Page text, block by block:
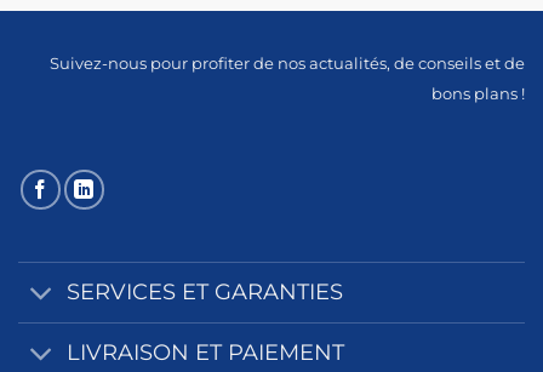
Suivez-nous pour profiter de nos actualités, de conseils et de
bons plans !
SERVICES ET GARANTIES
LIVRAISON ET PAIEMENT